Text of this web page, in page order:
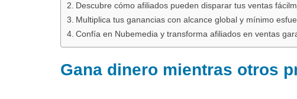
Descubre cómo afiliados pueden disparar tus ventas
Multiplica tus ganancias con alcance global y mínimo
Confía en Nubemedia y transforma afiliados en ventas
Gana dinero mientras otros